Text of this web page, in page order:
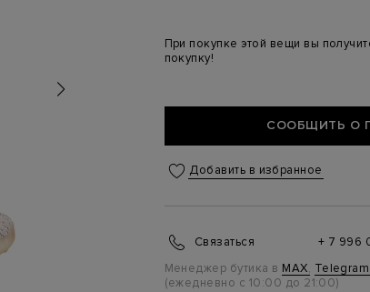
При покупке этой вещи вы
покупку!
СООБЩИТЬ О
Добавить в избранное
Связаться
+ 7 996
Менеджер бутика в MAX, Telegram
(ежедневно с 10:00 до 21:00)